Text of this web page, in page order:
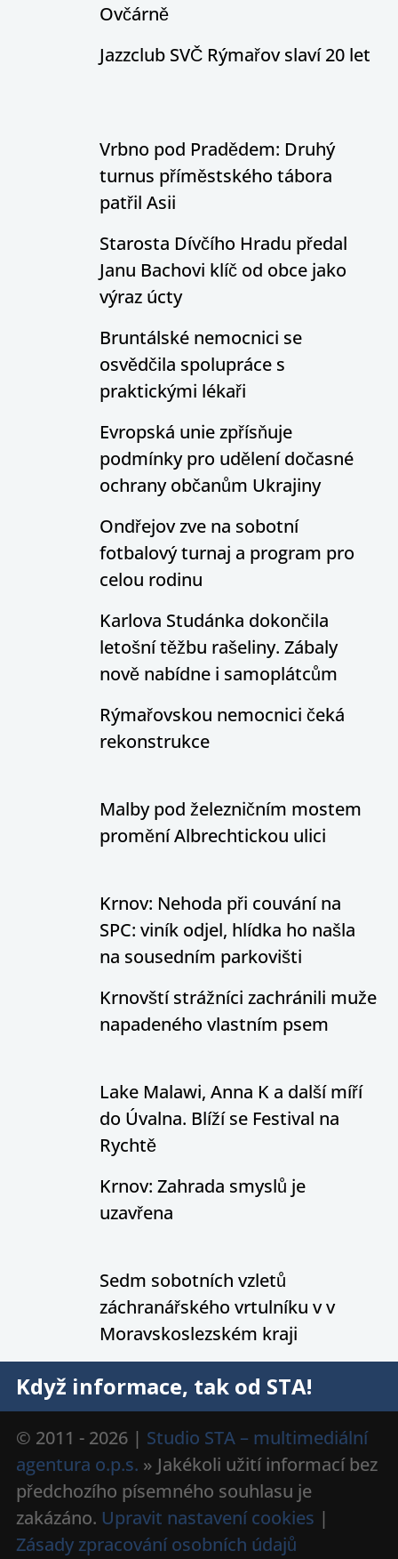
Ovčárně
Jazzclub SVČ Rýmařov slaví 20 let
Vrbno pod Pradědem: Druhý
turnus příměstského tábora
patřil Asii
Starosta Dívčího Hradu předal
Janu Bachovi klíč od obce jako
výraz úcty
Bruntálské nemocnici se
osvědčila spolupráce s
praktickými lékaři
Evropská unie zpřísňuje
podmínky pro udělení dočasné
ochrany občanům Ukrajiny
Ondřejov zve na sobotní
fotbalový turnaj a program pro
celou rodinu
Karlova Studánka dokončila
letošní těžbu rašeliny. Zábaly
nově nabídne i samoplátcům
Rýmařovskou nemocnici čeká
rekonstrukce
Malby pod železničním mostem
promění Albrechtickou ulici
Krnov: Nehoda při couvání na
SPC: viník odjel, hlídka ho našla
na sousedním parkovišti
Krnovští strážníci zachránili muže
napadeného vlastním psem
Lake Malawi, Anna K a další míří
do Úvalna. Blíží se Festival na
Rychtě
Krnov: Zahrada smyslů je
uzavřena
Sedm sobotních vzletů
záchranářského vrtulníku v v
Moravskoslezském kraji
Když informace, tak od STA!
© 2011 - 2026 | Studio STA – multimediální
agentura o.p.s. » Jakékoli užití informací bez
předchozího písemného souhlasu je
zakázáno. Upravit nastavení cookies |
Zásady zpracování osobních údajů